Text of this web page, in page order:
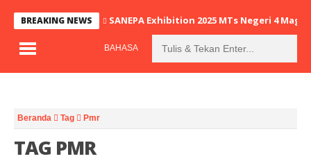
BREAKING NEWS SANEPA Exhibition 2025 MTs Negeri 4
BAHASA
Beranda Tag Pmr
TAG PMR